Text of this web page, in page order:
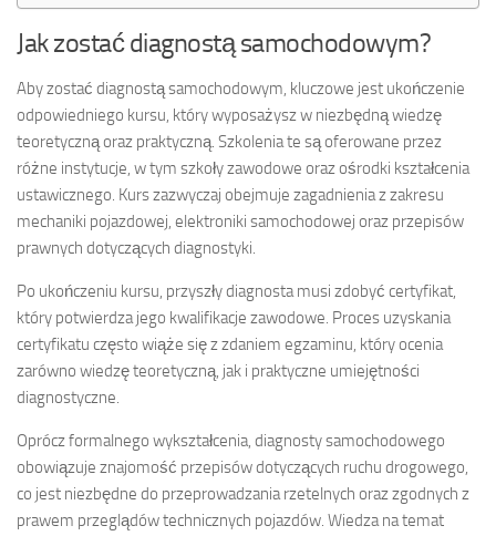
Jak zostać diagnostą samochodowym?
Aby zostać diagnostą samochodowym, kluczowe jest ukończenie
odpowiedniego kursu, który wyposażysz w niezbędną wiedzę
teoretyczną oraz praktyczną. Szkolenia te są oferowane przez
różne instytucje, w tym szkoły zawodowe oraz ośrodki kształcenia
ustawicznego. Kurs zazwyczaj obejmuje zagadnienia z zakresu
mechaniki pojazdowej, elektroniki samochodowej oraz przepisów
prawnych dotyczących diagnostyki.
Po ukończeniu kursu, przyszły diagnosta musi zdobyć certyfikat,
który potwierdza jego kwalifikacje zawodowe. Proces uzyskania
certyfikatu często wiąże się z zdaniem egzaminu, który ocenia
zarówno wiedzę teoretyczną, jak i praktyczne umiejętności
diagnostyczne.
Oprócz formalnego wykształcenia, diagnosty samochodowego
obowiązuje znajomość przepisów dotyczących ruchu drogowego,
co jest niezbędne do przeprowadzania rzetelnych oraz zgodnych z
prawem przeglądów technicznych pojazdów. Wiedza na temat